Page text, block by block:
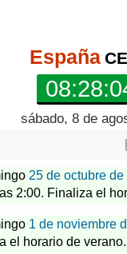
España
sábado, 8 de
25 de octubre de
2:00. Finaliza el
1 de noviembre
el horario de verano.